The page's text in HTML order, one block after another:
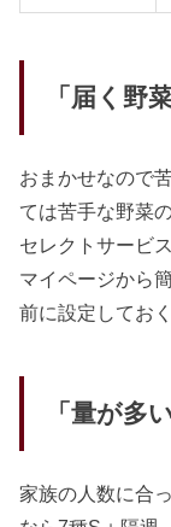
「届く野
おまかせなので
ては苦手な野菜
セレクトサービ
マイページから
前に設定してお
「量が多
家族の人数に合